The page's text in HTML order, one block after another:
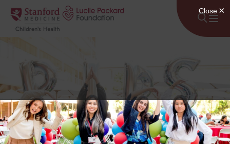
Lumaktaw sa nilalaman